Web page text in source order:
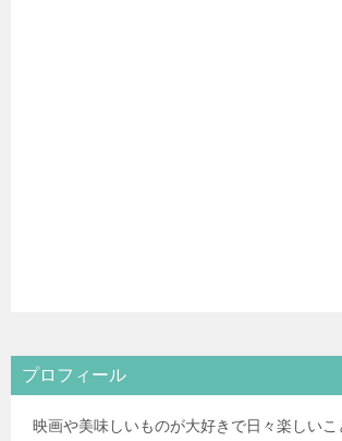
プロフィール
映画や美味しいものが大好きで日々楽しいこ